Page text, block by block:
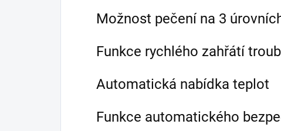
Možnost pečení na 3
Funkce rychlého zahřátí
Automatická nabídka teplot
Funkce automatického